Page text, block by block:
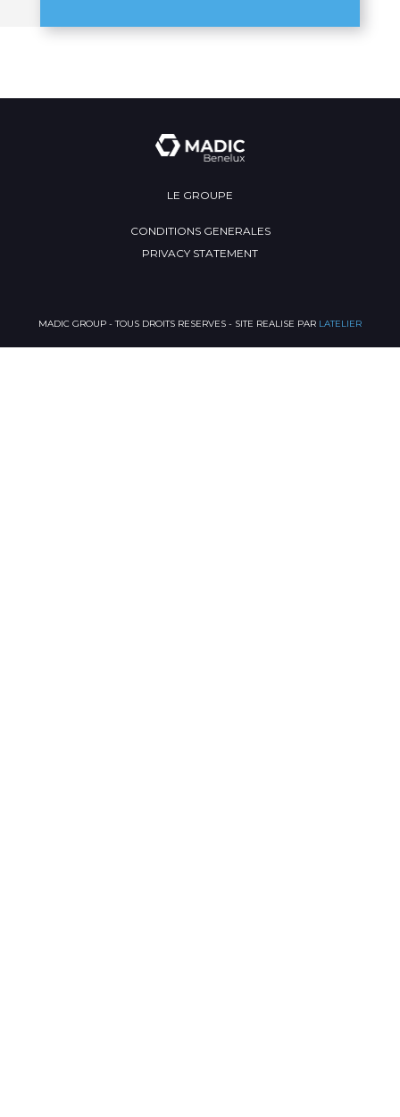
LE GROUPE
CONDITIONS GENERALES
PRIVACY STATEMENT
MADIC GROUP - TOUS DROITS RESERVES - SITE REALISE PAR LATELIER